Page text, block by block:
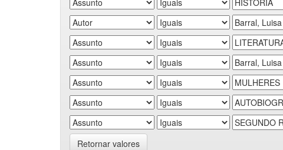
Retornar valores